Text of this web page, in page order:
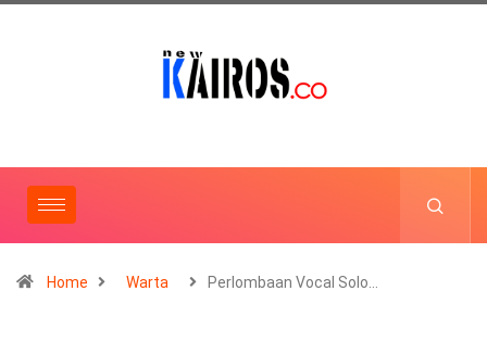
Home Warta Perlombaan Vocal Solo…